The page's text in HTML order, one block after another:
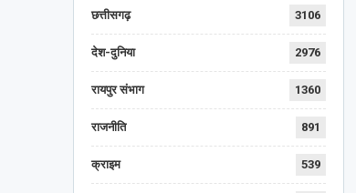
छत्तीसगढ़ 3106
देश-दुनिया 2976
रायपुर संभाग 1360
राजनीति 891
क्राइम 539